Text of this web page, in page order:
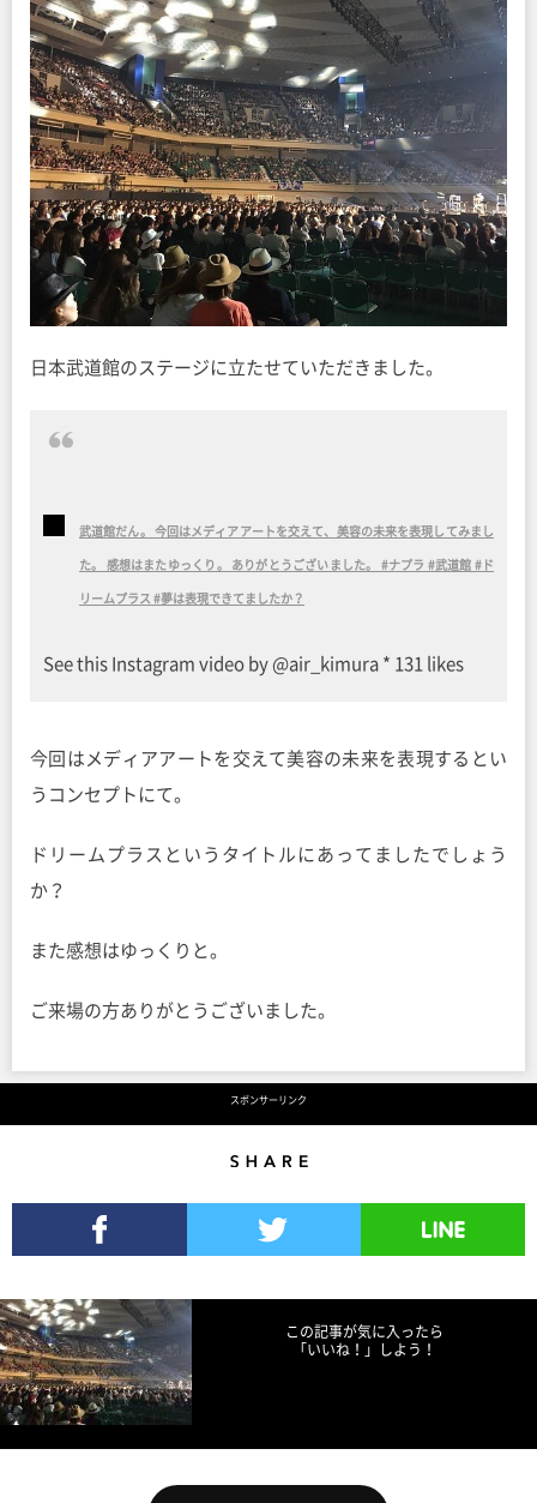
日本武道館のステージに立たせていただきました。
武道館だん。 今回はメディアアートを交えて、美容の未来を表現してみまし
た。 感想はまたゆっくり。 ありがとうございました。 #ナプラ #武道館 #ド
リームプラス #夢は表現できてましたか？
See this Instagram video by @air_kimura * 131 likes
今回はメディアアートを交えて美容の未来を表現するとい
うコンセプトにて。
ドリームプラスというタイトルにあってましたでしょう
か？
また感想はゆっくりと。
ご来場の方ありがとうございました。
スポンサーリンク
この記事が気に入ったら
「いいね！」しよう！